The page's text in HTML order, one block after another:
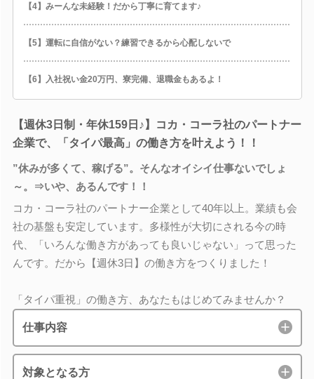
【4】みーんな未経験！だから丁寧に育てます♪
【5】運転に自信がない？練習できるから心配しないで
【6】入社祝い金20万円、寮完備、退職金もあるよ！
【週休3日制・年休159日♪】コカ・コーラ社のパートナー
企業で、「タイパ最高」の働き方を叶えよう！！
”休みが多くて、稼げる”。そんなオイシイ仕事ないでしょ
～。⇒いや、あるんです！！
コカ・コーラ社のパートナー企業として40年以上。業績も会
社の基盤も安定しています。多様性が大切にされる今の時
代、「いろんな働き方があっても良いじゃない」って思った
んです。だから【週休3日】の働き方をつくりました！
「タイパ重視」の働き方、あなたもはじめてみませんか？
仕事内容
対象となる方